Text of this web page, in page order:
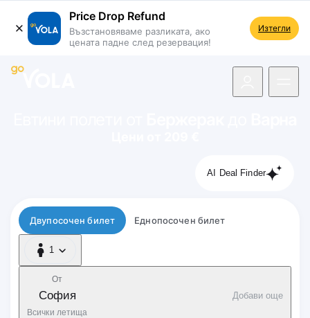
Price Drop Refund
Възстановяваме разликата, ако
цената падне след резервация!
Изтегли
AI Deal Finder
Тип полет
Двупосочен билет Еднопосочен билет
1
1 Пътник
От
София
Всички летища
Добави още